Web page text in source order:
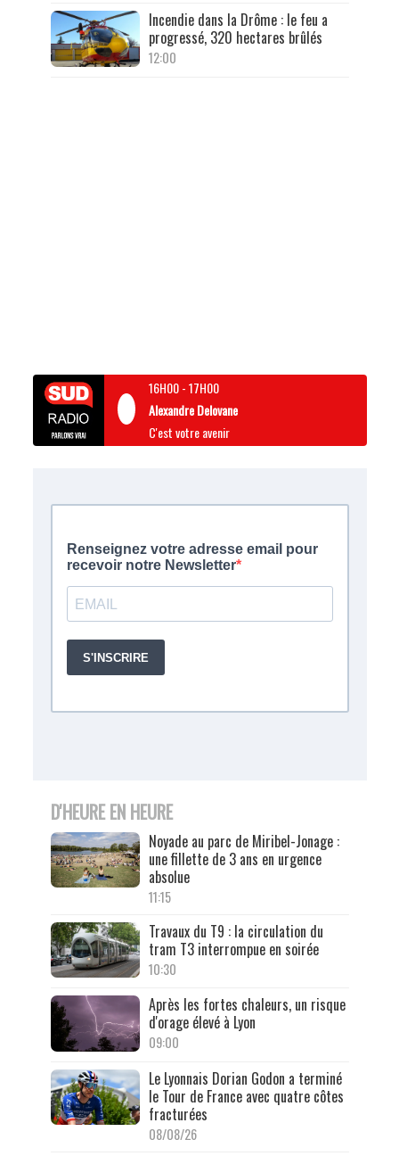
Incendie dans la Drôme : le feu a
progressé, 320 hectares brûlés
12:00
16H00-17H00
Alexandre Delovane
C'est votre avenir
D'HEURE EN HEURE
Noyade au parc de Miribel-Jonage :
une fillette de 3 ans en urgence
absolue
11:15
Travaux du T9 : la circulation du
tram T3 interrompue en soirée
10:30
Après les fortes chaleurs, un risque
d'orage élevé à Lyon
09:00
Le Lyonnais Dorian Godon a terminé
le Tour de France avec quatre côtes
fracturées
08/08/26